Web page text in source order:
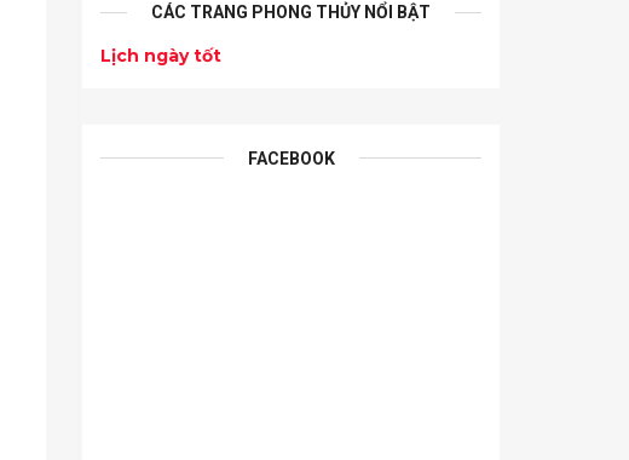
CÁC TRANG PHONG THỦY NỔI BẬT
Lịch ngày tốt
FACEBOOK